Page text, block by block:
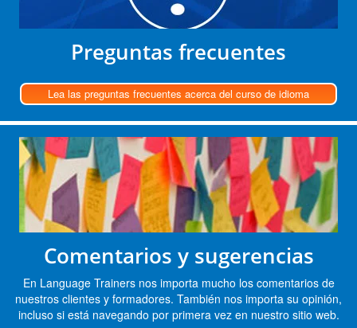
Preguntas frecuentes
Lea las preguntas frecuentes acerca del curso de idioma
Comentarios y sugerencias
En Language Trainers nos importa mucho los comentarios de
nuestros clientes y formadores. También nos importa su opinión,
incluso si está navegando por primera vez en nuestro sitio web.